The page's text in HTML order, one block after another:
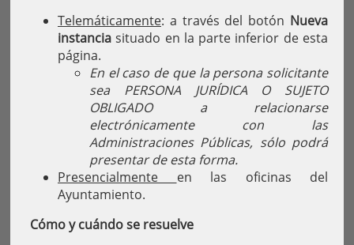
Telemáticamente: a través del botón Nueva
instancia situado en la parte inferior de esta
página.
En el caso de que la persona solicitante
sea PERSONA JURÍDICA O SUJETO
OBLIGADO a relacionarse
electrónicamente con las
Administraciones Públicas, sólo podrá
presentar de esta forma.
Presencialmente en las oficinas del
Ayuntamiento.
Cómo y cuándo se resuelve